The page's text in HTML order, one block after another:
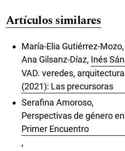
Artículos similares
María-Elia Gutiérrez-
Ana Gilsanz-Díaz, Inés
VAD. veredes,
(2021): Las precursoras
Serafina Amoroso,
Perspectivas de género
Primer Encuentro
,